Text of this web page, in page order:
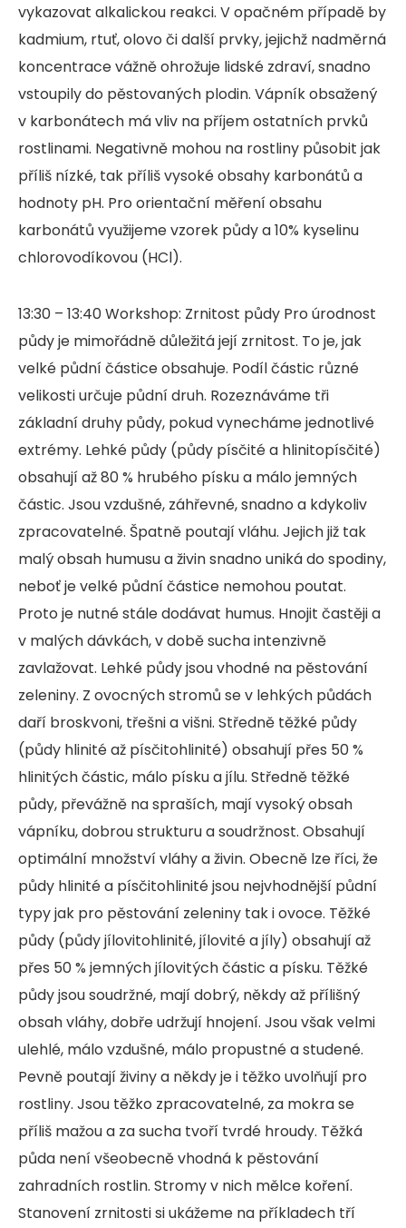
vykazovat alkalickou reakci. V opačném případě by
kadmium, rtuť, olovo či další prvky, jejichž nadměrná
koncentrace vážně ohrožuje lidské zdraví, snadno
vstoupily do pěstovaných plodin. Vápník obsažený
v karbonátech má vliv na příjem ostatních prvků
rostlinami. Negativně mohou na rostliny působit jak
příliš nízké, tak příliš vysoké obsahy karbonátů a
hodnoty pH. Pro orientační měření obsahu
karbonátů využijeme vzorek půdy a 10% kyselinu
chlorovodíkovou (HCl).
13:30 – 13:40 Workshop: Zrnitost půdy Pro úrodnost
půdy je mimořádně důležitá její zrnitost. To je, jak
velké půdní částice obsahuje. Podíl částic různé
velikosti určuje půdní druh. Rozeznáváme tři
základní druhy půdy, pokud vynecháme jednotlivé
extrémy. Lehké půdy (půdy písčité a hlinitopísčité)
obsahují až 80 % hrubého písku a málo jemných
částic. Jsou vzdušné, záhřevné, snadno a kdykoliv
zpracovatelné. Špatně poutají vláhu. Jejich již tak
malý obsah humusu a živin snadno uniká do spodiny,
neboť je velké půdní částice nemohou poutat.
Proto je nutné stále dodávat humus. Hnojit častěji a
v malých dávkách, v době sucha intenzivně
zavlažovat. Lehké půdy jsou vhodné na pěstování
zeleniny. Z ovocných stromů se v lehkých půdách
daří broskvoni, třešni a višni. Středně těžké půdy
(půdy hlinité až písčitohlinité) obsahují přes 50 %
hlinitých částic, málo písku a jílu. Středně těžké
půdy, převážně na spraších, mají vysoký obsah
vápníku, dobrou strukturu a soudržnost. Obsahují
optimální množství vláhy a živin. Obecně lze říci, že
půdy hlinité a písčitohlinité jsou nejvhodnější půdní
typy jak pro pěstování zeleniny tak i ovoce. Těžké
půdy (půdy jílovitohlinité, jílovité a jíly) obsahují až
přes 50 % jemných jílovitých částic a písku. Těžké
půdy jsou soudržné, mají dobrý, někdy až přílišný
obsah vláhy, dobře udržují hnojení. Jsou však velmi
ulehlé, málo vzdušné, málo propustné a studené.
Pevně poutají živiny a někdy je i těžko uvolňují pro
rostliny. Jsou těžko zpracovatelné, za mokra se
příliš mažou a za sucha tvoří tvrdé hroudy. Těžká
půda není všeobecně vhodná k pěstování
zahradních rostlin. Stromy v nich mělce koření.
Stanovení zrnitosti si ukážeme na příkladech tří